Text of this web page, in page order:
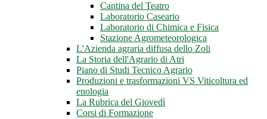
Cantina del Teatro
Laboratorio Caseario
Laboratorio di Chimica e Fisica
Stazione Agrometeorologica
L'Azienda agraria diffusa dello Zoli
La Storia dell'Agrario di Atri
Piano di Studi Tecnico Agrario
Produzioni e trasformazioni VS Viticoltura ed
enologia
La Rubrica del Giovedì
Corsi di Formazione